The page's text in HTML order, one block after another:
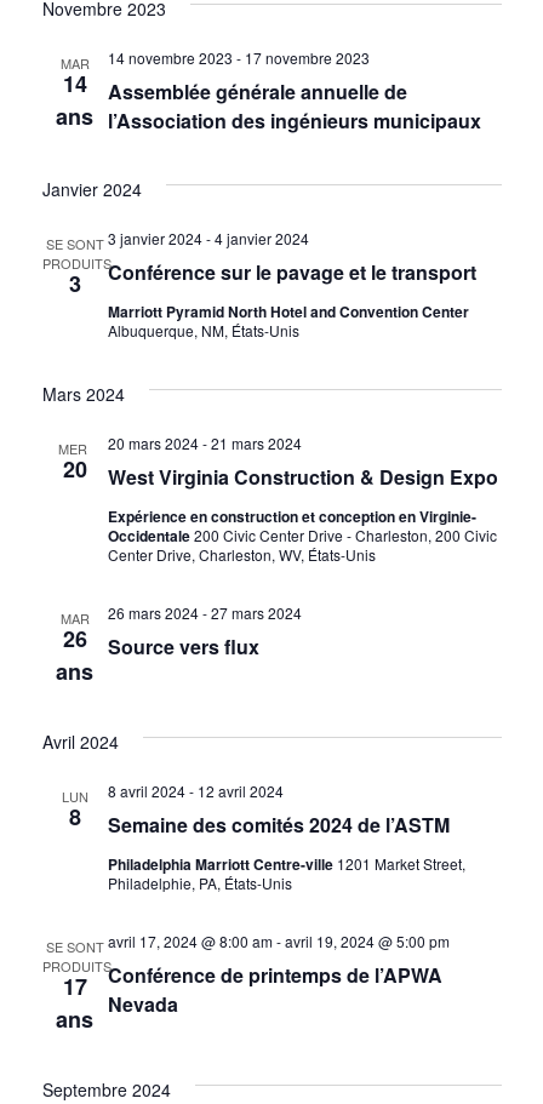
Novembre 2023
MAR
14
ans
Assemblée générale annuelle de
l’Association des ingénieurs municipaux
14 novembre 2023 - 17 novembre 2023
Janvier 2024
SE SONT
PRODUITS
3 Conférence sur le pavage et le transport
3 janvier 2024-4 janvier 2024
Marriott Pyramid North Hotel and Convention Center
Albuquerque, NM, États-Unis
Mars 2024
MER
20 West Virginia Construction & Design Expo
20 mars 2024-21 mars 2024
Expérience en construction et conception en Virginie-
Occidentale200 Civic Center Drive - Charleston, 200 Civic
Center Drive, Charleston, WV, États-Unis
MAR
26
ans
Source vers flux
26 mars 2024-27 mars 2024
Avril 2024
LUN
8 Semaine des comités 2024 de l’ASTM
8 avril 2024- 12 avril 2024
Philadelphia Marriott Centre-ville 1201 Market Street,
Philadelphie, PA, États-Unis
SE SONT
PRODUITS
17
ans
Conférence de printemps de l’APWA
Nevada
avril 17, 2024 @ 8:00 am-avril 19, 2024 @ 5:00 pm
Septembre 2024